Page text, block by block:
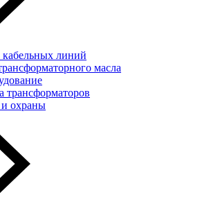
линий
масла
охраны